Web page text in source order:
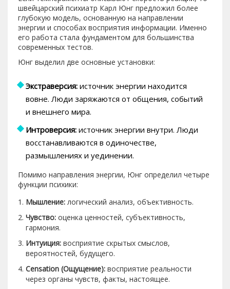
швейцарский психиатр Карл Юнг предложил более
глубокую модель, основанную на направлении
энергии и способах восприятия информации. Именно
его работа стала фундаментом для большинства
современных тестов.
Юнг выделил две основные установки:
Экстраверсия: источник энергии находится
вовне. Люди заряжаются от общения, событий
и внешнего мира.
Интроверсия: источник энергии внутри. Люди
восстанавливаются в одиночестве,
размышлениях и уединении.
Помимо направления энергии, Юнг определил четыре
функции психики:
Мышление: логический анализ, объективность.
Чувство: оценка ценностей, субъективность,
гармония.
Интуиция: восприятие скрытых смыслов,
вероятностей, будущего.
Сensation (Ощущение): восприятие реальности
через органы чувств, факты, настоящее.